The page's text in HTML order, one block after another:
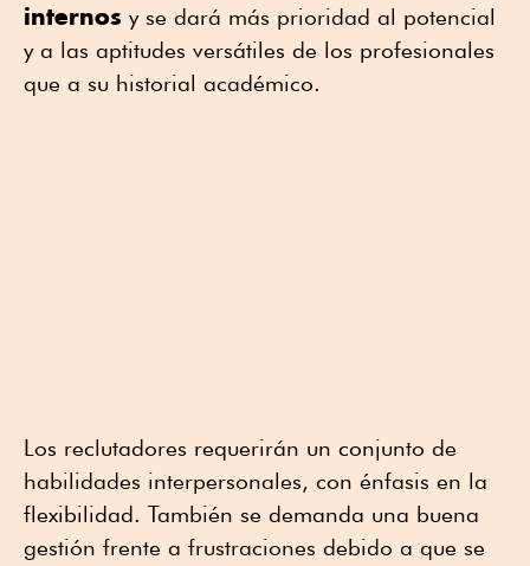
internos y se dará más prioridad al potencial
y a las aptitudes versátiles de los profesionales
que a su historial académico.
Los reclutadores requerirán un conjunto de
habilidades interpersonales, con énfasis en la
flexibilidad. También se demanda una buena
gestión frente a frustraciones debido a que se